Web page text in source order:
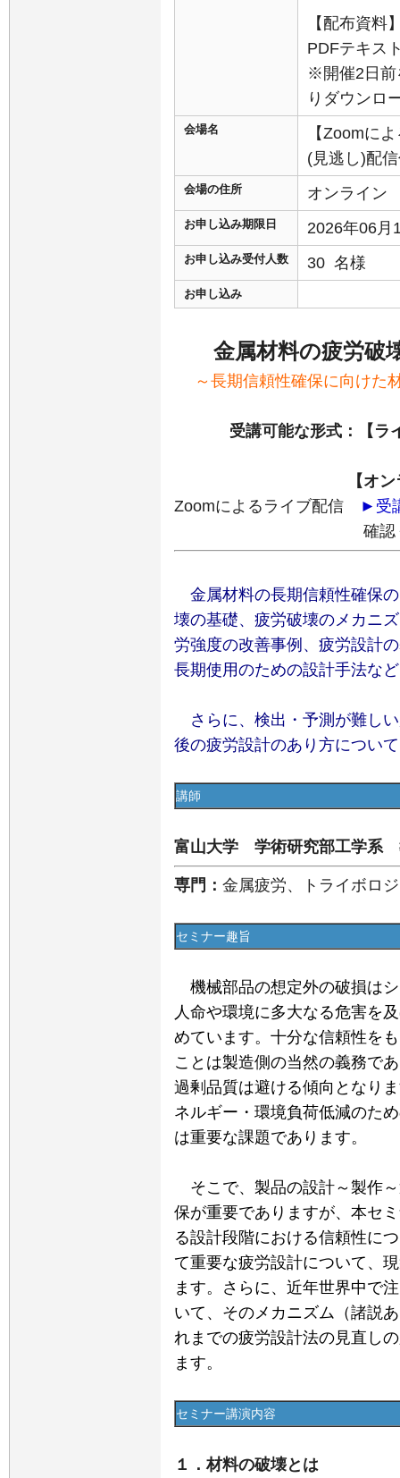
【配布資料
PDFテキス
※開催2日前
りダウンロ
会場名
【Zoomに
(見逃し)配
会場の住所 オンライン
お申し込み期限日 2026年06月
お申し込み受付人数 30 名様
お申し込み
金属材料の疲労破
～長期信頼性確保に向けた
受講可能な形式：【ラ
【オ
Zoomによるライブ配信
►受
確認
金属材料の長期信頼性確保
壊の基礎、疲労破壊のメカニ
労強度の改善事例、疲労設計
長期使用のための設計手法な
さらに、検出・予測が難し
後の疲労設計のあり方につい
講師
富山大学 学術研究部工学
専門： 金属疲労、トライボロ
セミナー趣旨
機械部品の想定外の破損は
人命や環境に多大なる危害を
めています。十分な信頼性を
ことは製造側の当然の義務で
過剰品質は避ける傾向となり
ネルギー・環境負荷低減のた
は重要な課題であります。
そこで、製品の設計～製作
保が重要でありますが、本セ
る設計段階における信頼性に
て重要な疲労設計について、
ます。さらに、近年世界中で
いて、そのメカニズム（諸説
れまでの疲労設計法の見直し
ます。
セミナー講演内容
１．材料の破壊とは